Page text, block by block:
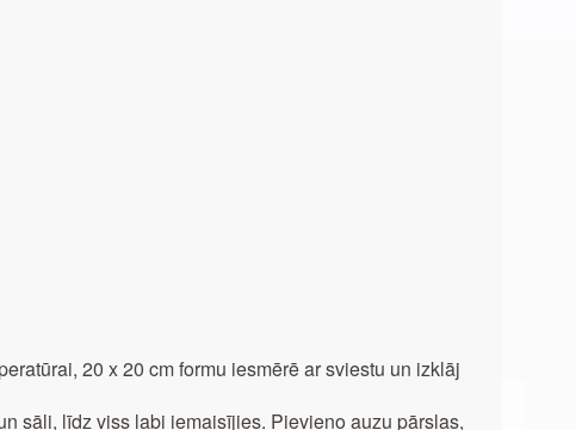
20 x 20 cm formu iesmērē ar sviestu un izklāj
sāli, līdz viss labi iemaisījies. Pievieno auzu pārslas,